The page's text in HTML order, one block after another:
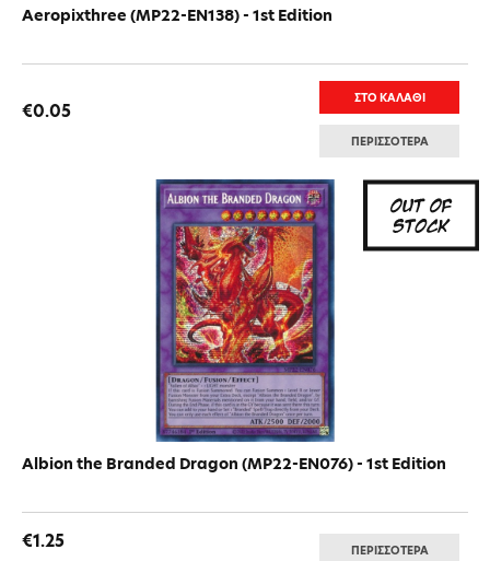
Aeropixthree (MP22-EN138) - 1st Edition
€0.05
ΣΤΟ ΚΑΛΑΘΙ
ΠΕΡΙΣΣΟΤΕΡΑ
Albion the Branded Dragon (MP22-EN076) - 1st Edition
€1.25 ΠΕΡΙΣΣΟΤΕΡΑ